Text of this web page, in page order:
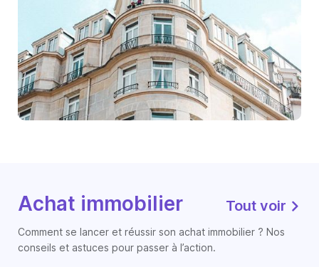
Achat immobilier Tout voir
Comment se lancer et réussir son achat immobilier ? Nos
conseils et astuces pour passer à l’action.